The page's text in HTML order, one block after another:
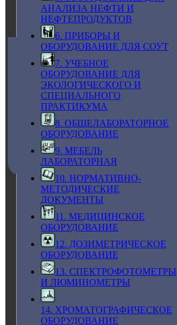
АНАЛИЗА НЕФТИ И
НЕФТЕПРОДУКТОВ
6. ПРИБОРЫ И
ОБОРУДОВАНИЕ ДЛЯ СОУТ
7. УЧЕБНОЕ
ОБОРУДОВАНИЕ ДЛЯ
ЭКОЛОГИЧЕСКОГО И
СПЕЦИАЛЬНОГО
ПРАКТИКУМА
8. ОБЩЕЛАБОРАТОРНОЕ
ОБОРУДОВАНИЕ
9. МЕБЕЛЬ
ЛАБОРАТОРНАЯ
10. НОРМАТИВНО-
МЕТОДИЧЕСКИЕ
ДОКУМЕНТЫ
11. МЕДИЦИНСКОЕ
ОБОРУДОВАНИЕ
12. ДОЗИМЕТРИЧЕСКОЕ
ОБОРУДОВАНИЕ
13. СПЕКТРОФОТОМЕТРЫ
И ЛЮМИНОМЕТРЫ
14. ХРОМАТОГРАФИЧЕСКОЕ
ОБОРУДОВАНИЕ